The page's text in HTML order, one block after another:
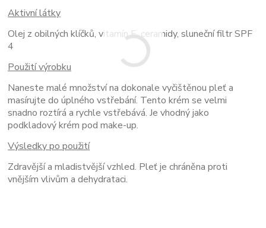
Aktivní látky
Olej z obilných klíčků, vitamín E, ceramidy, sluneční filtr SPF
4
Použití výrobku
Naneste malé množství na dokonale vyčištěnou pleť a
masírujte do úplného vstřebání. Tento krém se velmi
snadno roztírá a rychle vstřebává. Je vhodný jako
podkladový krém pod make-up.
Výsledky po použití
Zdravější a mladistvější vzhled. Pleť je chráněna proti
vnějším vlivům a dehydrataci.